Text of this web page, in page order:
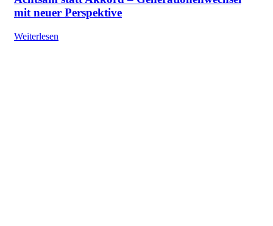
mit neuer Perspektive
Weiterlesen